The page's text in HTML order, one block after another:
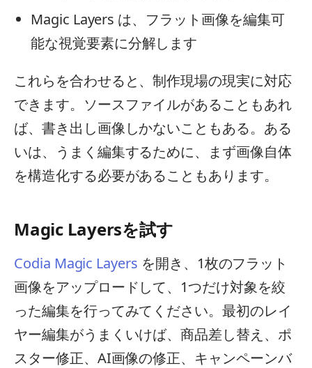
Magic Layers は、フラット画像を編集可
能な視覚要素に分解します
これらを合わせると、制作現場の現実に対応
できます。ソースファイルがあることもあれ
ば、書き出し画像しかないこともある。ある
いは、うまく編集するために、まず画像自体
を構造化する必要があることもあります。
Magic Layersを試す
Codia Magic Layers を開き、1枚のフラット
画像をアップロードして、1つだけ対象を絞
った編集を行ってみてください。最初のレイ
ヤー編集がうまくいけば、商品差し替え、ポ
スター修正、AI画像の修正、キャンペーンバ